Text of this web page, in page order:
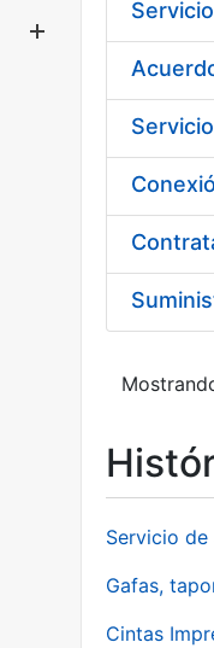
Servicio
Gafas,
Cintas